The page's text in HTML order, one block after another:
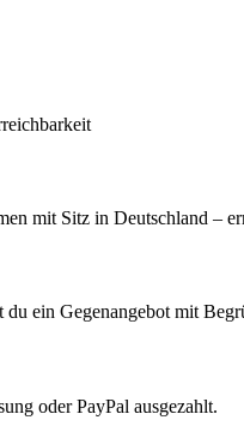
mit Sitz in Deutschland –
ein Gegenangebot mit
oder PayPal ausgezahlt.